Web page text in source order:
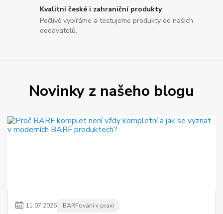
Kvalitní české i zahraniční produkty
Pečlivě vybíráme a testujeme produkty od našich
dodavatelů.
Novinky z našeho blogu
11.07.2026 BARFování v praxi